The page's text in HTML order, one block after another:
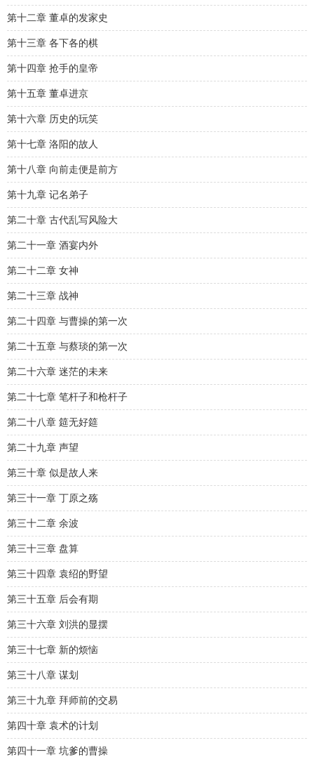
第十二章 董卓的发家史
第十三章 各下各的棋
第十四章 抢手的皇帝
第十五章 董卓进京
第十六章 历史的玩笑
第十七章 洛阳的故人
第十八章 向前走便是前方
第十九章 记名弟子
第二十章 古代乱写风险大
第二十一章 酒宴内外
第二十二章 女神
第二十三章 战神
第二十四章 与曹操的第一次
第二十五章 与蔡琰的第一次
第二十六章 迷茫的未来
第二十七章 笔杆子和枪杆子
第二十八章 筵无好筵
第二十九章 声望
第三十章 似是故人来
第三十一章 丁原之殇
第三十二章 余波
第三十三章 盘算
第三十四章 袁绍的野望
第三十五章 后会有期
第三十六章 刘洪的显摆
第三十七章 新的烦恼
第三十八章 谋划
第三十九章 拜师前的交易
第四十章 袁术的计划
第四十一章 坑爹的曹操